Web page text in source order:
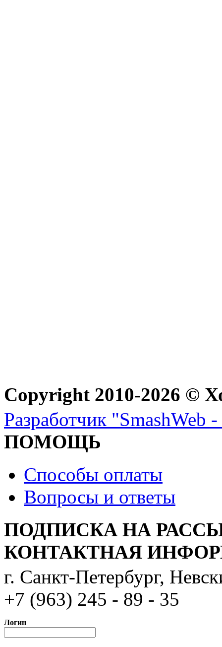
Copyright 2010-2026 ©
Разработчик "SmashWeb
ПОМОЩЬ
Способы оплаты
Вопросы и ответы
ПОДПИСКА НА
КОНТАКТНАЯ
г. Санкт-Петербург,
+7 (963) 245 - 89 - 35
Логин